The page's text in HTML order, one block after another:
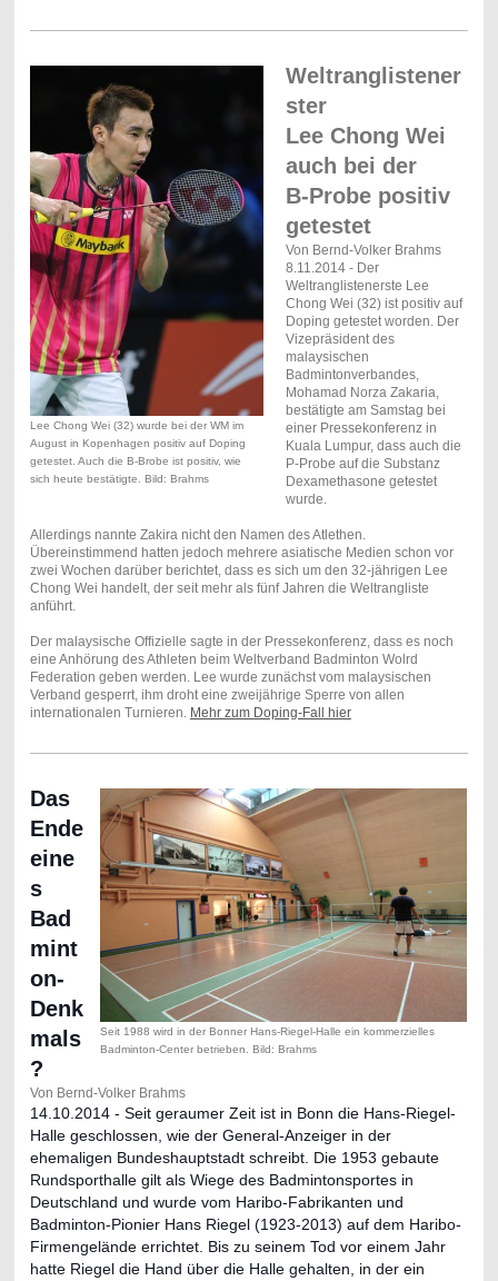
Lee Chong Wei (32) wurde bei der WM im
August in Kopenhagen positiv auf Doping
getestet. Auch die B-Brobe ist positiv, wie
sich heute bestätigte. Bild: Brahms
Weltranglistener
ster
Lee Chong Wei
auch bei der
B-Probe positiv
getestet
Von Bernd-Volker Brahms
8.11.2014 - Der
Weltranglistenerste Lee
Chong Wei (32) ist positiv auf
Doping getestet worden. Der
Vizepräsident des
malaysischen
Badmintonverbandes,
Mohamad Norza Zakaria,
bestätigte am Samstag bei
einer Pressekonferenz in
Kuala Lumpur, dass auch die
P-Probe auf die Substanz
Dexamethasone getestet
wurde.
Allerdings nannte Zakira nicht den Namen des Atlethen.
Übereinstimmend hatten jedoch mehrere asiatische Medien schon vor
zwei Wochen darüber berichtet, dass es sich um den 32-jährigen Lee
Chong Wei handelt, der seit mehr als fünf Jahren die Weltrangliste
anführt.
Der malaysische Offizielle sagte in der Pressekonferenz, dass es noch
eine Anhörung des Athleten beim Weltverband Badminton Wolrd
Federation geben werden. Lee wurde zunächst vom malaysischen
Verband gesperrt, ihm droht eine zweijährige Sperre von allen
internationalen Turnieren. Mehr zum Doping-Fall hier
Seit 1988 wird in der Bonner Hans-Riegel-Halle ein kommerzielles
Badminton-Center betrieben. Bild: Brahms
Das
Ende
eine
s
Bad
mint
on-
Denk
mals
?
Von Bernd-Volker Brahms
14.10.2014 - Seit geraumer Zeit ist in Bonn die Hans-Riegel-
Halle geschlossen, wie der General-Anzeiger in der
ehemaligen Bundeshauptstadt schreibt. Die 1953 gebaute
Rundsporthalle gilt als Wiege des Badmintonsportes in
Deutschland und wurde vom Haribo-Fabrikanten und
Badminton-Pionier Hans Riegel (1923-2013) auf dem Haribo-
Firmengelände errichtet. Bis zu seinem Tod vor einem Jahr
hatte Riegel die Hand über die Halle gehalten, in der ein